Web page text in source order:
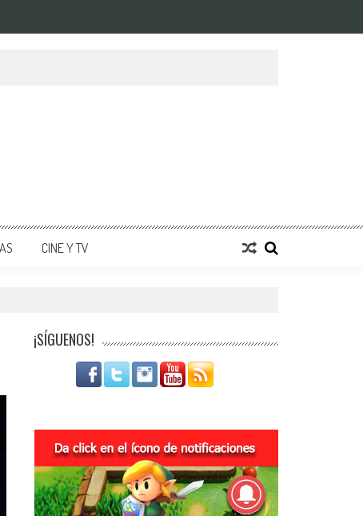
CINE Y TV
¡SÍGUENOS!